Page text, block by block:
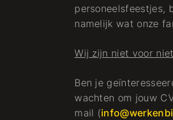
personeelsfeestjes,
namelijk wat onze
Wij zijn niet voor
Ben je
wachten om jouw
mail (